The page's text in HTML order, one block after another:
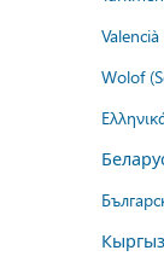
Wolof